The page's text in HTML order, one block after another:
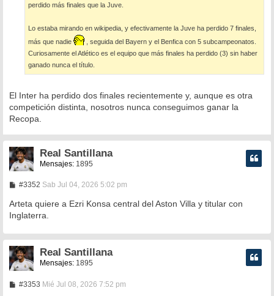
perdido más finales que la Juve.
Lo estaba mirando en wikipedia, y efectivamente la Juve ha perdido 7 finales,
más que nadie
, seguida del Bayern y el Benfica con 5 subcampeonatos.
Curiosamente el Atlético es el equipo que más finales ha perdido (3) sin haber
ganado nunca el título.
El Inter ha perdido dos finales recientemente y, aunque es otra
competición distinta, nosotros nunca conseguimos ganar la
Recopa.
Real Santillana
Mensajes: 1895
#3352M
n
a
e
Sab Jul 04, 2026 5:02 pm
Arteta quiere a Ezri Konsa central del Aston Villa y titular con
Inglaterra.
Real Santillana
Mensajes: 1895
#3353MMié Jul 08, 2026 7:52 pm